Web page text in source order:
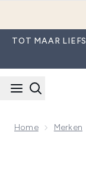
TOT MAAR
Home Merken